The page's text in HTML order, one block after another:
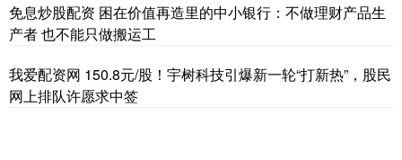
免息炒股配资 困在价值再造里的中小银行：不做理财产品生
产者 也不能只做搬运工
我爱配资网 150.8元/股！宇树科技引爆新一轮“打新热”，股民
网上排队许愿求中签